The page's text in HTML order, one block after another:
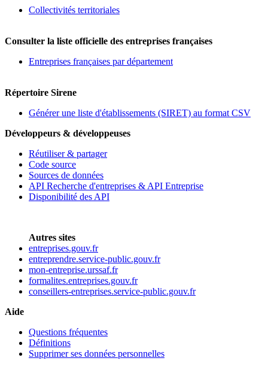
Collectivités territoriales
Consulter la liste officielle des entreprises françaises
Entreprises françaises par département
Répertoire Sirene
Générer une liste d'établissements (SIRET) au format CSV
Développeurs & développeuses
Réutiliser & partager
Code source
Sources de données
API Recherche d'entreprises & API Entreprise
Disponibilité des API
Autres sites
entreprises.gouv.fr
entreprendre.service-public.gouv.fr
mon-entreprise.urssaf.fr
formalites.entreprises.gouv.fr
conseillers-entreprises.service-public.gouv.fr
Aide
Questions fréquentes
Définitions
Supprimer ses données personnelles